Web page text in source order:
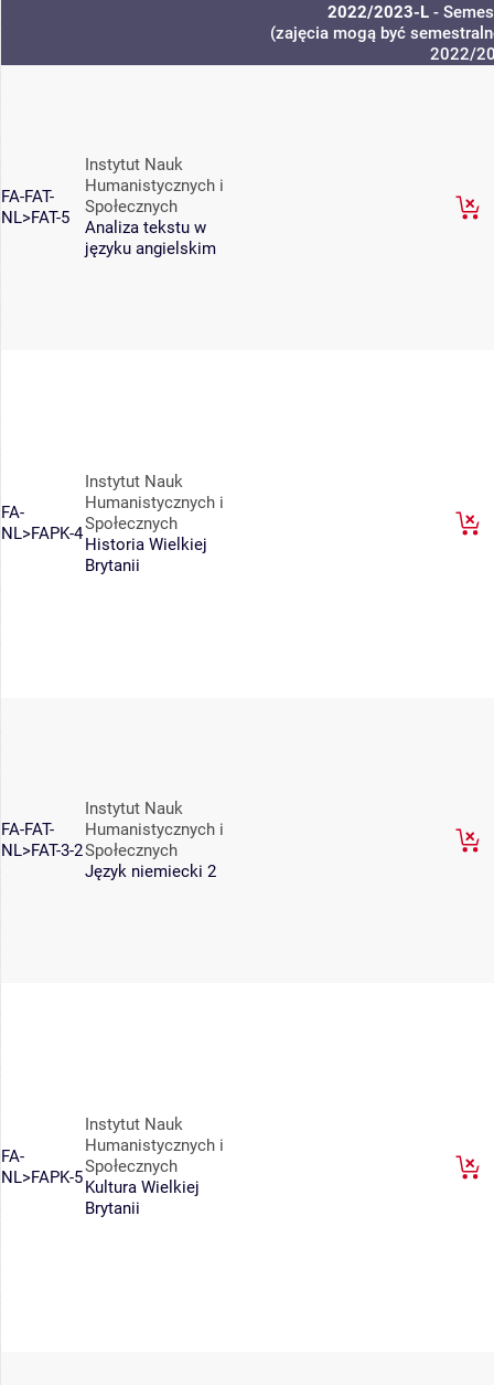
2022/2023-L -
(zajęcia mogą być
2022/
FA-FAT-
NL>FAT-5
Instytut Nauk
Humanistycznych i
Społecznych
Analiza tekstu w
języku angielskim
FA-
NL>FAPK-4
Instytut Nauk
Humanistycznych i
Społecznych
Historia Wielkiej
Brytanii
FA-FAT-
NL>FAT-3-2
Instytut Nauk
Humanistycznych i
Społecznych
Język niemiecki 2
FA-
NL>FAPK-5
Instytut Nauk
Humanistycznych i
Społecznych
Kultura Wielkiej
Brytanii